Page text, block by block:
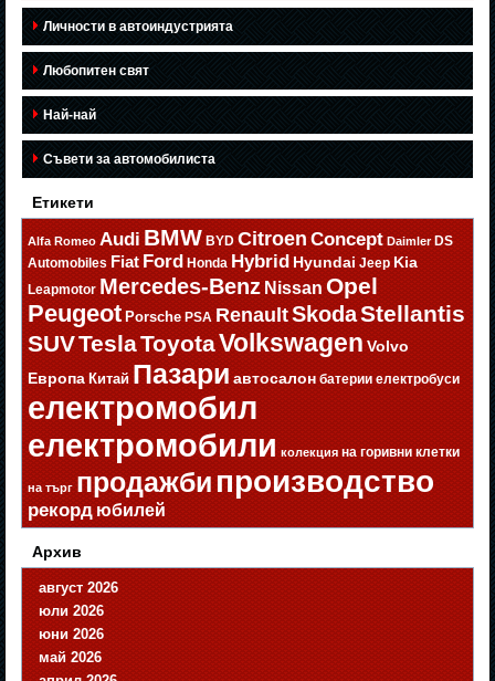
Личности в автоиндустрията
Любопитен свят
Най-най
Съвети за автомобилиста
Етикети
Alfa Romeo Audi BMW BYD Citroen Concept Daimler DS
Automobiles Fiat Ford Honda Hybrid Hyundai Jeep Kia
Leapmotor Mercedes-Benz Nissan Opel
Peugeot Porsche PSA RenaultSkodaStellantis
SUVTeslaToyotaVolkswagen Volvo
Европа Китай Пазари автосалон батерии електробуси
електромобил
електромобили колекция на горивни клетки
на търг продажбипроизводство
рекорд юбилей
Архив
август 2026
юли 2026
юни 2026
май 2026